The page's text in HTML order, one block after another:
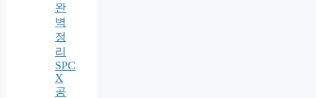
완
벽
정
리
SPC
X
공